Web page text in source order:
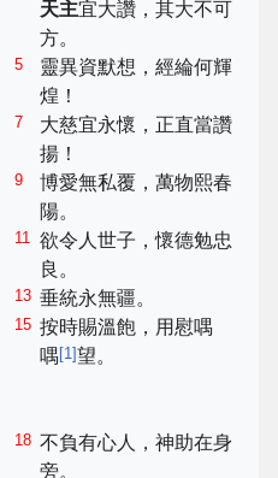
天主宜大讚，其大不可
方。
5
靈異資默想，經綸何輝
煌！
7
大慈宜永懷，正直當讚
揚！
9
博愛無私覆，萬物熙春
陽。
11 欲令人世子，懷德勉忠
良。
13 垂統永無疆。
15 按時賜溫飽，用慰喁
喁 [1]望。
18 不負有心人，神助在身
旁。